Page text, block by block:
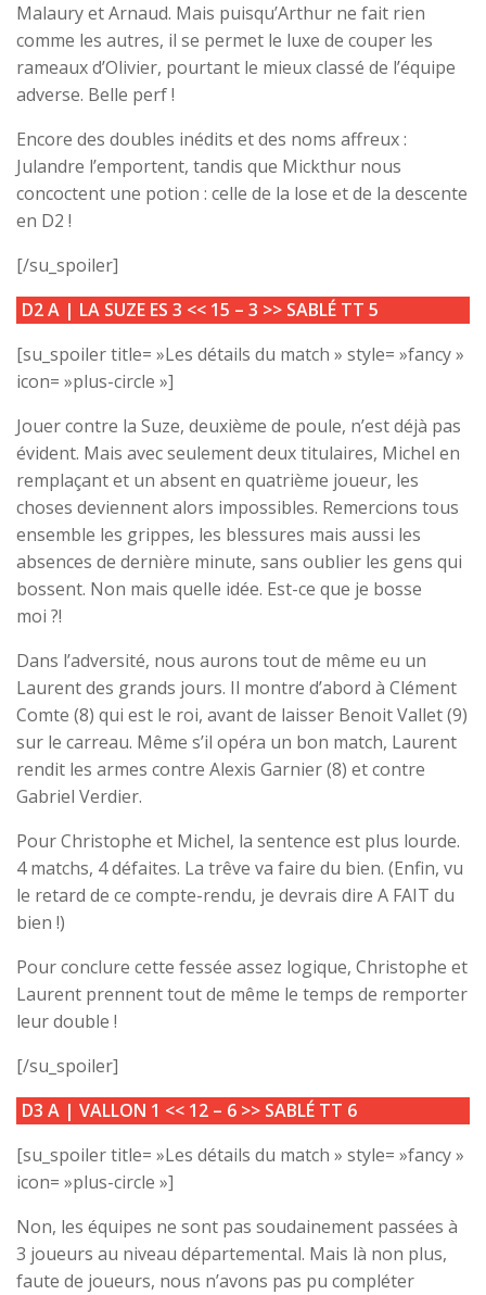
Malaury et Arnaud. Mais puisqu’Arthur ne fait rien
comme les autres, il se permet le luxe de couper les
rameaux d’Olivier, pourtant le mieux classé de l’équipe
adverse. Belle perf !
Encore des doubles inédits et des noms affreux :
Julandre l’emportent, tandis que Mickthur nous
concoctent une potion : celle de la lose et de la descente
en D2 !
[/su_spoiler]
D2 A | LA SUZE ES 3 << 15 – 3 >> SABLÉ TT 5
[su_spoiler title= »Les détails du match » style= »fancy »
icon= »plus-circle »]
Jouer contre la Suze, deuxième de poule, n’est déjà pas
évident. Mais avec seulement deux titulaires, Michel en
remplaçant et un absent en quatrième joueur, les
choses deviennent alors impossibles. Remercions tous
ensemble les grippes, les blessures mais aussi les
absences de dernière minute, sans oublier les gens qui
bossent. Non mais quelle idée. Est-ce que je bosse
moi ?!
Dans l’adversité, nous aurons tout de même eu un
Laurent des grands jours. Il montre d’abord à Clément
Comte (8) qui est le roi, avant de laisser Benoit Vallet (9)
sur le carreau. Même s’il opéra un bon match, Laurent
rendit les armes contre Alexis Garnier (8) et contre
Gabriel Verdier.
Pour Christophe et Michel, la sentence est plus lourde.
4 matchs, 4 défaites. La trêve va faire du bien. (Enfin, vu
le retard de ce compte-rendu, je devrais dire A FAIT du
bien !)
Pour conclure cette fessée assez logique, Christophe et
Laurent prennent tout de même le temps de remporter
leur double !
[/su_spoiler]
D3 A | VALLON 1 << 12 – 6 >> SABLÉ TT 6
[su_spoiler title= »Les détails du match » style= »fancy »
icon= »plus-circle »]
Non, les équipes ne sont pas soudainement passées à
3 joueurs au niveau départemental. Mais là non plus,
faute de joueurs, nous n’avons pas pu compléter